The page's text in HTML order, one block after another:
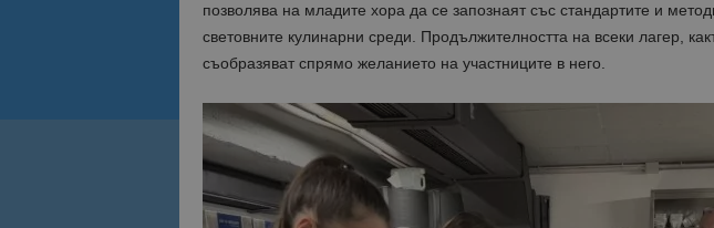
позволява на младите хора да се запознаят със стандартите и
световните кулинарни среди. Продължителността на всеки лагер,
съобразяват спрямо желанието на участниците в него.